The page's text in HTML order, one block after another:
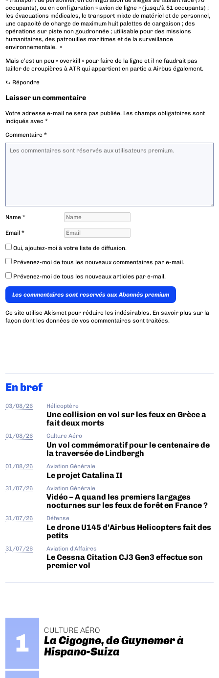
occupants), ou en configuration « avion de ligne » (jusqu’à 51 occupants) ;
les évacuations médicales, le transport mixte de matériel et de personnel,
une capacité de charge de maximum huit palettes de cargaison ; des
opérations sur piste non goudronnée ; utilisable pour des missions
humanitaires, des patrouilles maritimes et de la surveillance
environnementale. »
Mais c’est un peu « overkill » pour faire de la ligne et il ne faudrait pas
tailler de croupières à ATR qui appartient en partie a Airbus également.
⮑ Répondre
Laisser un commentaire
Votre adresse e-mail ne sera pas publiée. Les champs obligatoires sont
indiqués avec*
Commentaire*
Name*
Email*
Oui, ajoutez-moi à votre liste de diffusion.
Prévenez-moi de tous les nouveaux commentaires par e-mail.
Prévenez-moi de tous les nouveaux articles par e-mail.
Les commentaires sont reservés aux Abonnés premium
Ce site utilise Akismet pour réduire les indésirables. En savoir plus sur la
façon dont les données de vos commentaires sont traitées.
En bref
03/08/26 Hélicoptère
Une collision en vol sur les feux en Grèce a
fait deux morts
01/08/26 Culture Aéro
Un vol commémoratif pour le centenaire de
la traversée de Lindbergh
01/08/26 Aviation Générale
Le projet Catalina II
31/07/26 Aviation Générale
Vidéo – A quand les premiers largages
nocturnes sur les feux de forêt en France ?
31/07/26 Défense
Le drone U145 d’Airbus Helicopters fait des
petits
31/07/26 Aviation d'Affaires
Le Cessna Citation CJ3 Gen3 effectue son
premier vol
CULTURE AÉRO
La Cigogne, de Guynemer à
Hispano-Suiza